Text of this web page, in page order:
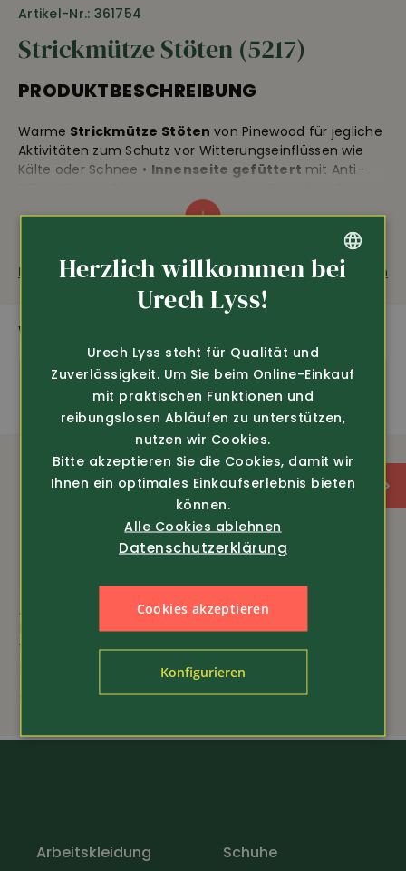
Artikel-Nr.: 361754
Strickmütze Stöten (5217)
PRODUKTBESCHREIBUNG
Warme Strickmütze Stötenvon Pinewood für jegliche
Aktivitäten zum Schutz vor Witterungseinflüssen wie
Kälte oder Schnee • Innenseite gefüttert mit Anti-
pflegeleicht und schnelltrocknend • 85% Acryl 15%
amfori
Fragen zum Produkt Weiterempfehlen
WEITERE SPANNENDE PRODUKTE
Art.-Nr. 19451
Pinewood
Winter-Pelzmütze
Art.-Nr. 15548
Alpenheat
Beheiztes Gilet AJ4
239.-
Arbeitskleidung Schuhe
Herzlich willkommen bei
Urech Lyss!
Urech Lyss steht für Qualität und
Zuverlässigkeit. Um Sie beim Online-Einkauf
mit praktischen Funktionen und
reibungslosen Abläufen zu unterstützen,
nutzen wir Cookies.
Bitte akzeptieren Sie die Cookies, damit wir
Ihnen ein optimales Einkaufserlebnis bieten
können.
Alle Cookies ablehnen
Datenschutzerklärung
Cookies akzeptieren
Konfigurieren